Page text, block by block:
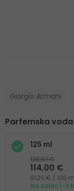
Giorgio Armani
Parfemska voda
125 ml
126,67 €
114,00 €
91,20 € / 100
Na zalihi 1-3